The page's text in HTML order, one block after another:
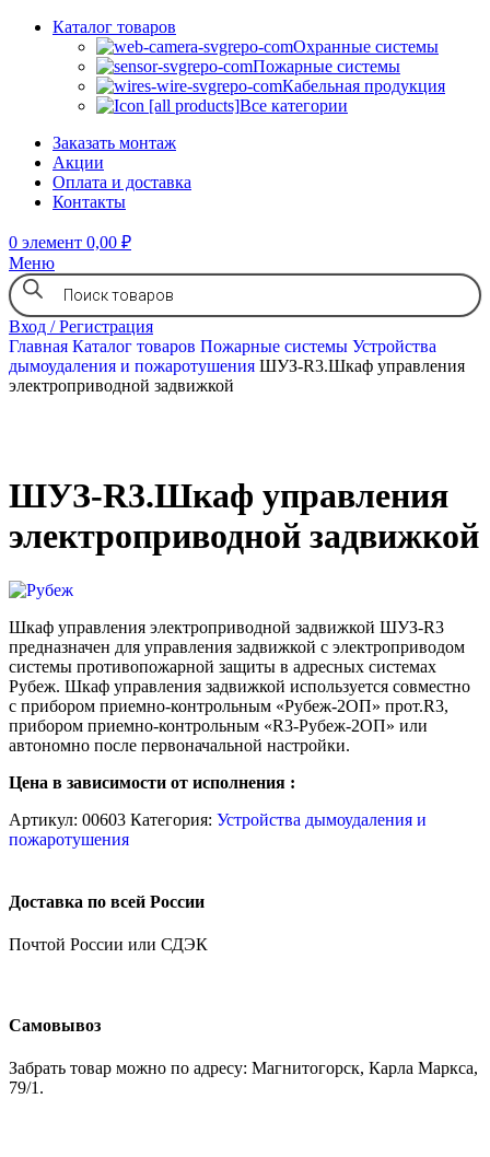
Каталог товаров
Охранные системы
Пожарные системы
Кабельная продукция
Все категории
Заказать монтаж
Акции
Оплата и доставка
Контакты
0 элемент 0,00 ₽
Меню
Вход / Регистрация
Главная Каталог товаров Пожарные системы Устройства
дымоудаления и пожаротушения ШУЗ-R3.Шкаф управления
электроприводной задвижкой
ШУЗ-R3.Шкаф управления
электроприводной задвижкой
Шкаф управления электроприводной задвижкой ШУЗ-R3
предназначен для управления задвижкой с электроприводом
системы противопожарной защиты в адресных системах
Рубеж. Шкаф управления задвижкой используется совместно
с прибором приемно-контрольным «Рубеж-2ОП» прот.R3,
прибором приемно-контрольным «R3-Рубеж-2ОП» или
автономно после первоначальной настройки.
Цена в зависимости от исполнения :
Артикул: 00603 Категория: Устройства дымоудаления и
пожаротушения
Доставка по всей России
Почтой России или СДЭК
Самовывоз
Забрать товар можно по адресу: Магнитогорск, Карла Маркса,
79/1.